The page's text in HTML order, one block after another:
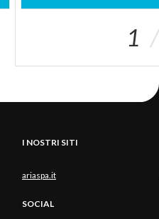
1
I NOSTRI SITI
ariaspa.it
SOCIAL